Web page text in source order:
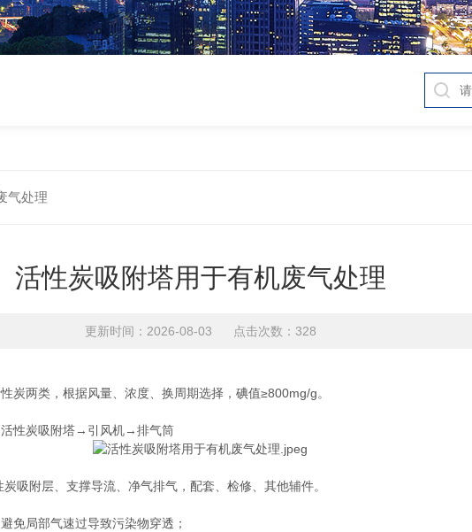
气处理
活性炭吸附塔用于有机废气处理
更新时间：2026-08-03 点击次数：328
炭两类，根据风量、浓度、换周期选择，碘值≥800mg/g。
性炭吸附塔→引风机→排气筒
吸附层、支撑导流、净气排气，配套、检修、其他辅件。
免局部气速过导致污染物穿透；